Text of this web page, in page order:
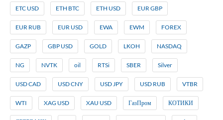
ETC USD ETH BTC ETH USD EUR GBP
EUR RUB EUR USD EWA EWM FOREX
GAZP GBP USD GOLD LKOH NASDAQ
NG NVTK oil RTSi SBER Silver
USD CAD USD CNY USD JPY USD RUB VTBR
WTI XAG USD XAU USD ГазПром КОТИКИ